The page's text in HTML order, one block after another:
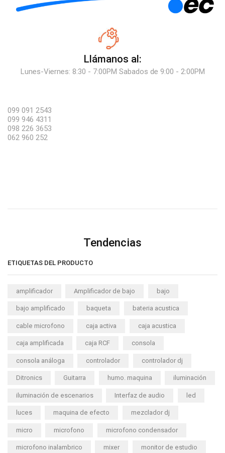
Llámanos al:
Lunes-Viernes: 8:30 - 7:00PM Sabados de 9:00 - 2:00PM
099 091 2543
099 946 4311
098 226 3653
062 960 252
Tendencias
ETIQUETAS DEL PRODUCTO
amplificador Amplificador de bajo bajo
bajo amplificado baqueta bateria acustica
cable microfono caja activa caja acustica
caja amplificada caja RCF consola
consola análoga controlador controlador dj
Ditronics Guitarra humo. maquina iluminación
iluminación de escenarios Interfaz de audio led
luces maquina de efecto mezclador dj
micro microfono microfono condensador
microfono inalambrico mixer monitor de estudio